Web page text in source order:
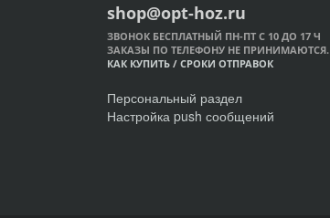
shop@opt-hoz.ru
ЗВОНОК БЕСПЛАТНЫЙ ПН-ПТ С 10 ДО 17 Ч
ЗАКАЗЫ ПО ТЕЛЕФОНУ НЕ ПРИНИМАЮТСЯ.
КАК КУПИТЬ / СРОКИ ОТПРАВОК
Персональный раздел
Настройка push сообщений